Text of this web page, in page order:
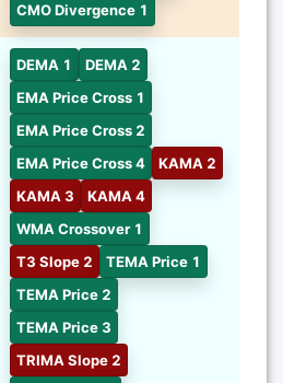
CMO Divergence 1
DEMA 1
DEMA 2
EMA Price Cross 1
EMA Price Cross 2
EMA Price Cross 4
KAMA 2
KAMA 3
KAMA 4
WMA Crossover 1
T3 Slope 2
TEMA Price 1
TEMA Price 2
TEMA Price 3
TRIMA Slope 2